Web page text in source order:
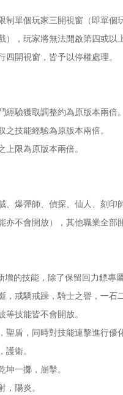
單個玩家三開視窗（即單個
），玩家將無法開啟第四或以
四開視窗，皆予以停權處理。
經驗獲取調整約為原版本兩倍。
之技能經驗為原版本兩倍。
上限為原版本兩倍。
、爆彈師、偵探、仙人、刻印
亦不會開放），其他職業全部
增的技能，除了保留回力鏢專
，戒驕戒躁，騎士之譽，一石
等技能皆不會開放。
聖盾，同時對技能連擊進行優
護衛。
坤一擲，崩擊。
，陽炎。